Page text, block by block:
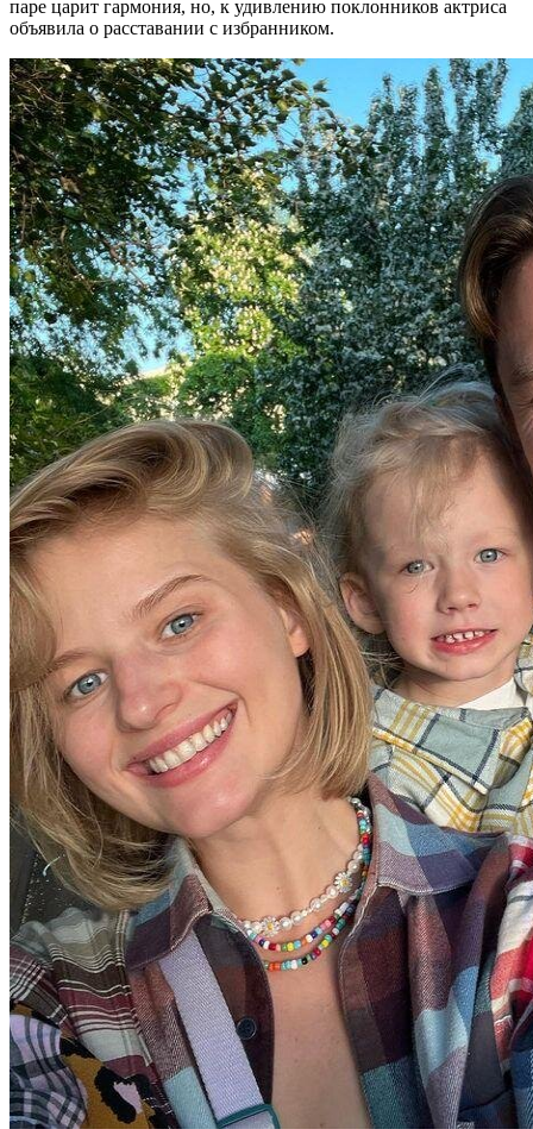
паре царит гармония, но, к удивлению поклонников актриса
объявила о расставании с избранником.